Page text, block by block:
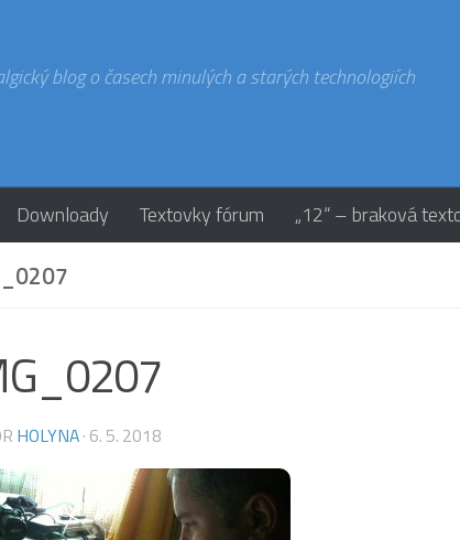
blog o časech minulých a starých technologiích
Downloady Textovky fórum „12“ – braková
HOLYNA· 6. 5. 2018